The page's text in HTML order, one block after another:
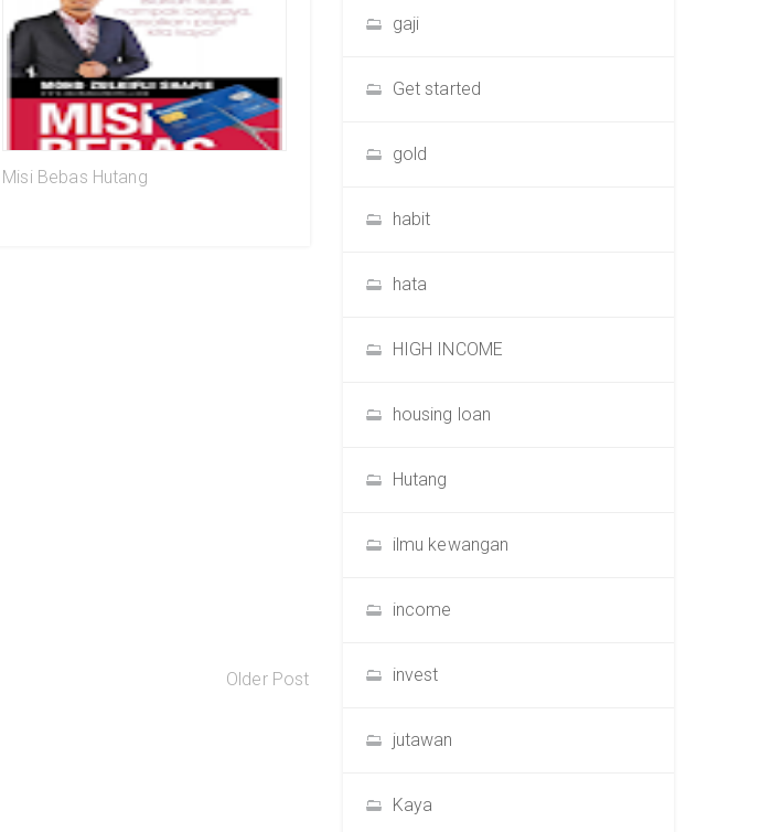
Misi Bebas Hutang
Older Post
gaji
Get started
gold
habit
hata
HIGH INCOME
housing loan
Hutang
ilmu kewangan
income
invest
jutawan
Kaya